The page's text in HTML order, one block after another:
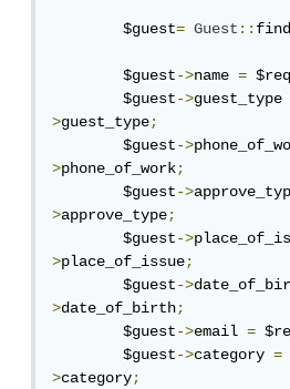
        $guest
= Guest::
        $guest
->name =
        $guest
->
>guest_type;
        $guest
->
>phone_of_work;
        $guest
->
>approve_type;
        $guest
->
>place_of_issue;
        $guest
->
>date_of_birth;
        $guest
->email =
        $guest
->category =
>category;